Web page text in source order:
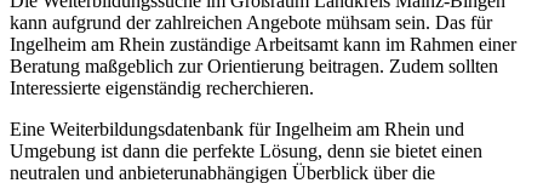
kann aufgrund der zahlreichen Angebote mühsam sein. Das für
Ingelheim am Rhein zuständige Arbeitsamt kann im Rahmen einer
Beratung maßgeblich zur Orientierung beitragen. Zudem sollten
Interessierte eigenständig recherchieren.
Eine Weiterbildungsdatenbank für Ingelheim am Rhein und
Umgebung ist dann die perfekte Lösung, denn sie bietet einen
neutralen und anbieterunabhängigen Überblick über die